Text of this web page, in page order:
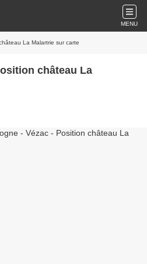
MENU
La Malartrie sur carte
château La